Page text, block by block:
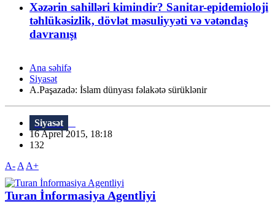
Xəzərin sahilləri kimindir? Sanitar-epidemioloji
təhlükəsizlik, dövlət məsuliyyəti və vətəndaş
davranışı
Ana səhifə
Siyasət
A.Paşazadə: İslam dünyası fəlakətə sürüklənir
Siyasət
16 Aprel 2015, 18:18
132
A- A A+
Turan İnformasiya Agentliyi